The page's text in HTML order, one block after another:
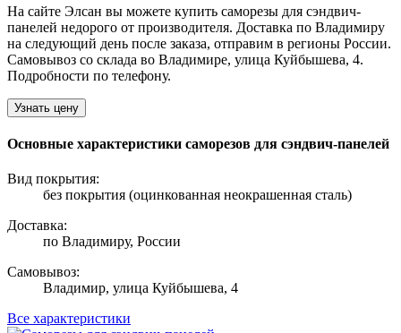
На сайте Элсан вы можете купить саморезы для сэндвич-
панелей недорого от производителя. Доставка по Владимиру
на следующий день после заказа, отправим в регионы России.
Самовывоз со склада во Владимире, улица Куйбышева, 4.
Подробности по телефону.
Узнать цену
Основные характеристики саморезов для сэндвич-панелей
Вид покрытия:
без покрытия (оцинкованная неокрашенная сталь)
Доставка:
по Владимиру, России
Самовывоз:
Владимир, улица Куйбышева, 4
Все характеристики